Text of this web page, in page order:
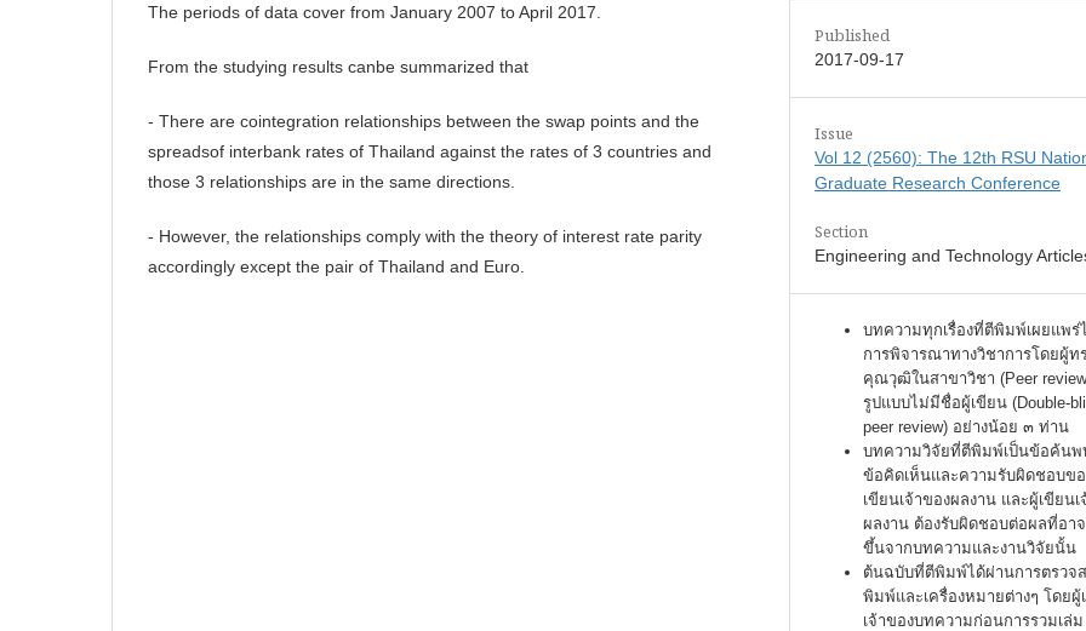
The periods of data cover from January 2007 to April 2017.
From the studying results canbe summarized that
- There are cointegration relationships between the swap points and the
spreadsof interbank rates of Thailand against the rates of 3 countries and
those 3 relationships are in the same directions.
- However, the relationships comply with the theory of interest rate parity
accordingly except the pair of Thailand and Euro.
Published
2017-09-17
Issue
Vol 12 (2560): The 12th RSU
Graduate Research Conference
Section
Engineering and Technology
บทความทุกเรื่องที่ตีพิมพ์เผยแพร่
การพิจารณาทางวิชาการโดยผู้ท
คุณวุฒิในสาขาวิชา (Peer
รูปแบบไม่มีชื่อผู้เขียน (Double-
peer review) อย่างน้อย ๓ ท่าน
บทความวิจัยที่ตีพิมพ์เป็นข้อค้นพ
ข้อคิดเห็นและความรับผิดชอบข
เขียนเจ้าของผลงาน และผู้เขียนเ
ผลงาน ต้องรับผิดชอบต่อผลที่อาจ
ขึ้นจากบทความและงานวิจัยนั้น
ต้นฉบับที่ตีพิมพ์ได้ผ่านการตรวจ
พิมพ์และเครื่องหมายต่างๆ โดยผู้
เจ้าของบทความก่อนการรวมเล่ม